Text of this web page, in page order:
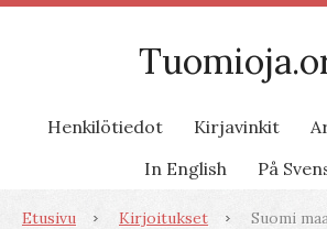
Henkilötiedot Kirjavinkit
In English
På
Etusivu Kirjoitukset
Suomi